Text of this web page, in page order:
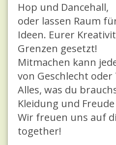
Hop und Dancehall,
oder lassen Raum
Ideen. Eurer
Grenzen gesetzt!
Mitmachen kann
von Geschlecht
Alles, was du
Kleidung und
Wir freuen uns auf
together!